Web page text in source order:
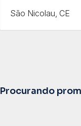
São Nicolau, CE
Procurando